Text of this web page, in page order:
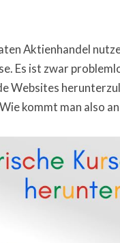
Aktienhandel
Es ist zwar
Websites
kommt man also